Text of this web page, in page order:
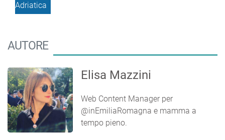
Adriatica
AUTORE
Elisa Mazzini
Web Content Manager per
@inEmiliaRomagna e mamma a
tempo pieno.